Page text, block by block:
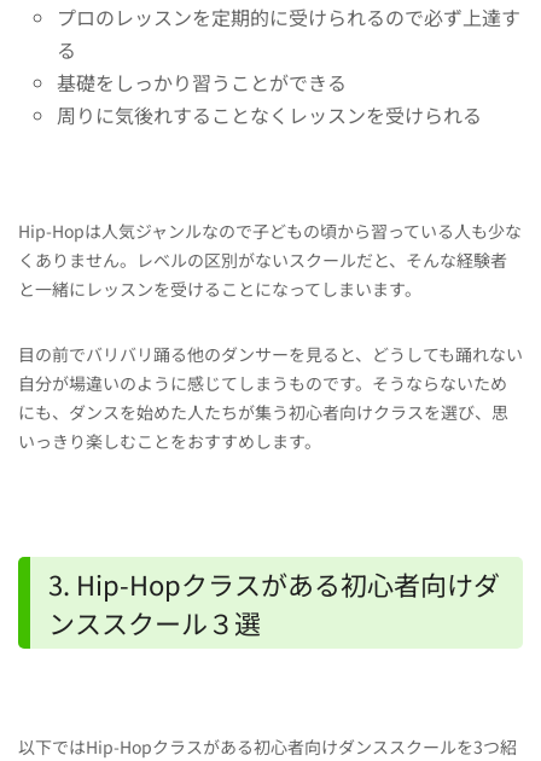
プロのレッスンを定期的に受けられるので必ず上達す
る
基礎をしっかり習うことができる
周りに気後れすることなくレッスンを受けられる
Hip-Hopは人気ジャンルなので子どもの頃から習っている人も少な
くありません。レベルの区別がないスクールだと、そんな経験者
と一緒にレッスンを受けることになってしまいます。
目の前でバリバリ踊る他のダンサーを見ると、どうしても踊れない
自分が場違いのように感じてしまうものです。そうならないため
にも、ダンスを始めた人たちが集う初心者向けクラスを選び、思
いっきり楽しむことをおすすめします。
3. Hip-Hopクラスがある初心者向けダ
ンススクール３選
以下ではHip-Hopクラスがある初心者向けダンススクールを3つ紹